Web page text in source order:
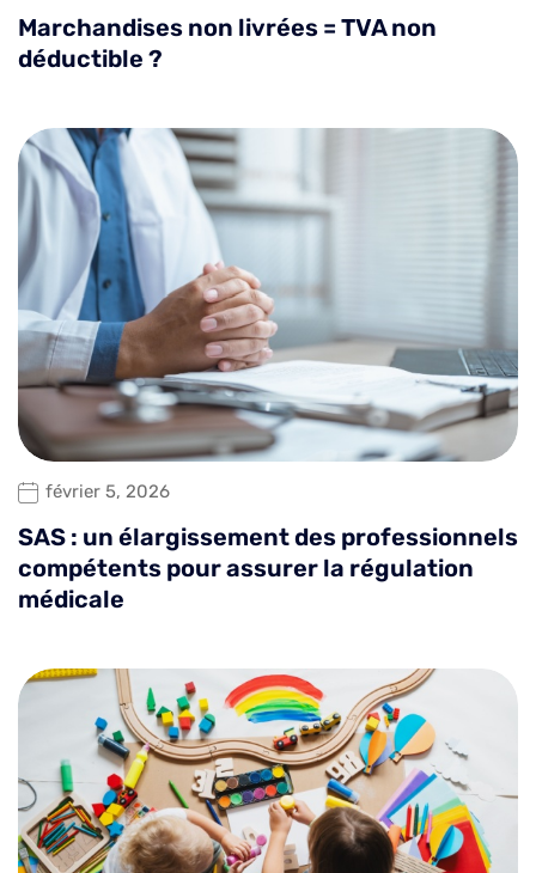
Marchandises non livrées = TVA non
déductible ?
février 5, 2026
SAS : un élargissement des professionnels
compétents pour assurer la régulation
médicale